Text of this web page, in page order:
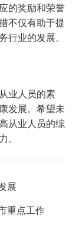
的奖励和荣誉
不仅有助于提
行业的发展。
业人员的素
发展。希望未
从业人员的综
展
重点工作